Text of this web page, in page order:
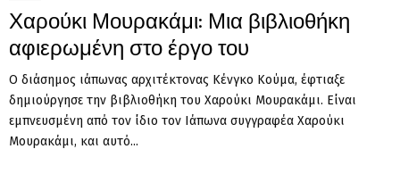
Χαρούκι Μουρακάμι: Μια βιβλιοθήκη
αφιερωμένη στο έργο του
Ο διάσημος ιάπωνας αρχιτέκτονας Κένγκο Κούμα, έφτιαξε
δημιούργησε την βιβλιοθήκη του Χαρούκι Μουρακάμι. Είναι
εμπνευσμένη από τον ίδιο τον Ιάπωνα συγγραφέα Χαρούκι
Μουρακάμι, και αυτό...